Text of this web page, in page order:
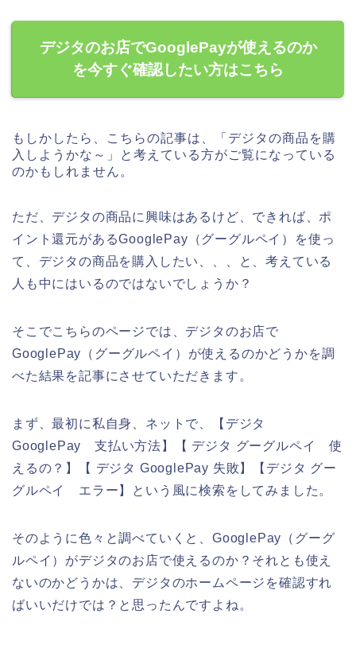
デジタのお店でGooglePayが使えるのか
を今すぐ確認したい方はこちら
もしかしたら、こちらの記事は、「デジタの商品を購
入しようかな～」と考えている方がご覧になっている
のかもしれません。
ただ、デジタの商品に興味はあるけど、できれば、ポ
イント還元があるGooglePay（グーグルペイ）を使っ
て、デジタの商品を購入したい、、、と、考えている
人も中にはいるのではないでしょうか？
そこでこちらのページでは、デジタのお店で
GooglePay（グーグルペイ）が使えるのかどうかを調
べた結果を記事にさせていただきます。
まず、最初に私自身、ネットで、【デジタ
GooglePay 支払い方法】【 デジタ グーグルペイ 使
えるの？】【 デジタ GooglePay 失敗】【デジタ グー
グルペイ エラー】という風に検索をしてみました。
そのように色々と調べていくと、GooglePay（グーグ
ルペイ）がデジタのお店で使えるのか？それとも使え
ないのかどうかは、デジタのホームページを確認すれ
ばいいだけでは？と思ったんですよね。